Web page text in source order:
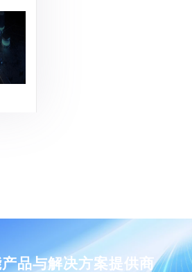
现在
。
场
、
品与解决方案提供商